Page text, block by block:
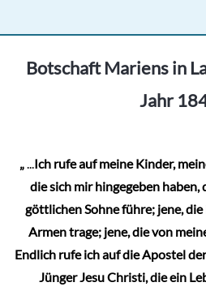
Botschaft Mariens in
Jahr
„...Ich rufe auf meine Kinder,
die sich mir hingegeben haben,
göttlichen Sohne führe; jene,
Armen trage; jene, die von
Endlich rufe ich auf die Apostel
Jünger Jesu Christi, die ein